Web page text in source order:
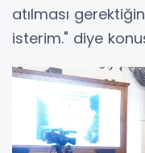
atılması
isterim." diye